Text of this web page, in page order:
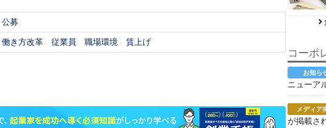
公募
働き方改革 従業員 職場環境 賃上げ
コーポ
ニューア
が掲載さ